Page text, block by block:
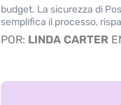
budget. La sicurezza di
semplifica il processo,
POR: LINDA CARTER